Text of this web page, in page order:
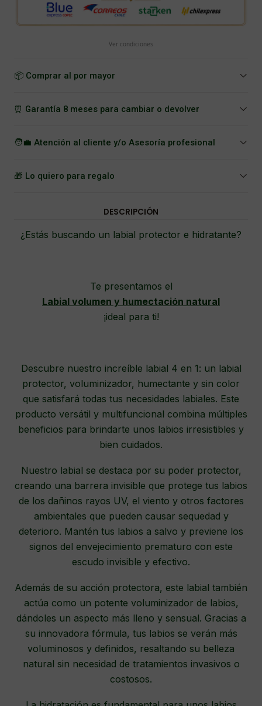
Ver condiciones
📦 Comprar al por mayor
⏰ Garantía 8 meses para cambiar o devolver
🧑‍💼 Atención al cliente y/o Asesoría profesional
🎁 Lo quiero para regalo
DESCRIPCIÓN
¿Estás buscando un labial protector e hidratante?
Te presentamos el
Labial volumen y humectación natural
¡ideal para ti!
Descubre nuestro increíble labial 4 en 1: un labial
protector, voluminizador, humectante y sin color
que satisfará todas tus necesidades labiales. Este
producto versátil y multifuncional combina múltiples
beneficios para brindarte unos labios irresistibles y
bien cuidados.
Nuestro labial se destaca por su poder protector,
creando una barrera invisible que protege tus labios
de los dañinos rayos UV, el viento y otros factores
ambientales que pueden causar sequedad y
deterioro. Mantén tus labios a salvo y previene los
signos del envejecimiento prematuro con este
escudo invisible y efectivo.
Además de su acción protectora, este labial también
actúa como un potente voluminizador de labios,
dándoles un aspecto más lleno y sensual. Gracias a
su innovadora fórmula, tus labios se verán más
voluminosos y definidos, resaltando su belleza
natural sin necesidad de tratamientos invasivos o
costosos.